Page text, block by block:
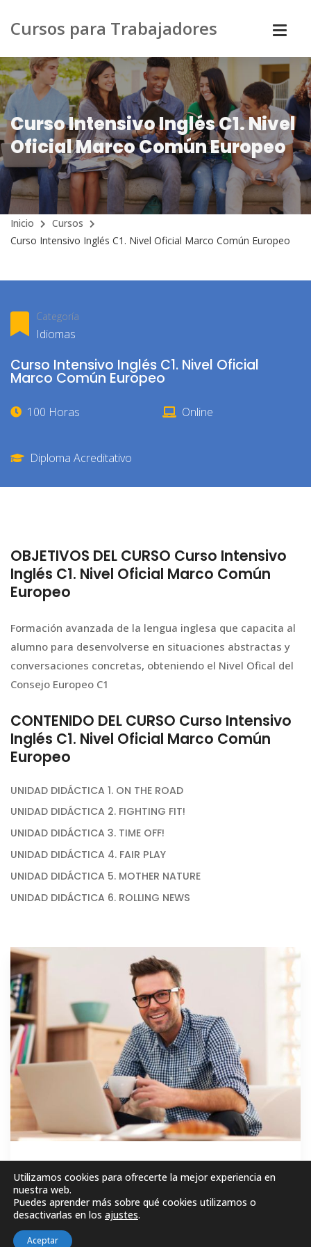
Cursos para Trabajadores
Curso Intensivo Inglés C1. Nivel
Oficial Marco Común Europeo
Inicio
Cursos
Curso Intensivo Inglés C1. Nivel Oficial Marco Común Europeo
Categoría
Idiomas
Curso Intensivo Inglés C1. Nivel Oficial
Marco Común Europeo
100 Horas Online
Diploma Acreditativo
OBJETIVOS DEL CURSO Curso Intensivo
Inglés C1. Nivel Oficial Marco Común
Europeo
Formación avanzada de la lengua inglesa que capacita al
alumno para desenvolverse en situaciones abstractas y
conversaciones concretas, obteniendo el Nivel Ofical del
Consejo Europeo C1
CONTENIDO DEL CURSO Curso Intensivo
Inglés C1. Nivel Oficial Marco Común
Europeo
UNIDAD DIDÁCTICA 1. ON THE ROAD
UNIDAD DIDÁCTICA 2. FIGHTING FIT!
UNIDAD DIDÁCTICA 3. TIME OFF!
UNIDAD DIDÁCTICA 4. FAIR PLAY
UNIDAD DIDÁCTICA 5. MOTHER NATURE
UNIDAD DIDÁCTICA 6. ROLLING NEWS
GRATIS
MATRICÚLESE AHORA!
Utilizamos cookies para ofrecerte la mejor experiencia en
nuestra web.
Puedes aprender más sobre qué cookies utilizamos o
desactivarlas en los ajustes.
Aceptar